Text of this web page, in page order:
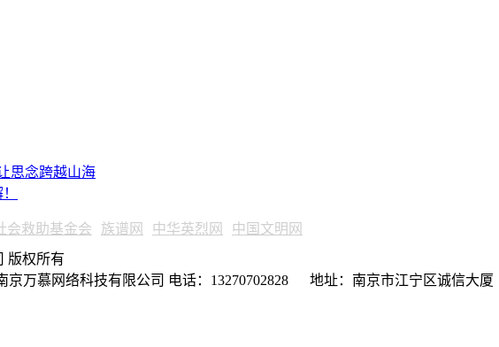
思念跨越山海
会救助基金会 族谱网 中华英烈网
中国文明网
版权所有
京万慕网络科技有限公司 电话：13270702828 地址：南京市江宁区诚信大厦